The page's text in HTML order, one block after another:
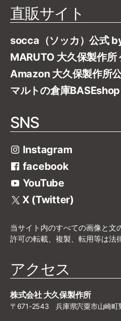
直販サイト
socca（ソッカ）公式
MARUTO 大久保製作所
Amazon 大久保製作所
マルトの倉庫BASEshop
SNS
Instagram
facebook
YouTube
X (Twitter)
当サイト内のすべての画像と文
許可の転載、複製、転用等は法
アクセス
株式会社 大久保製作所
〒671-2543 兵庫県宍粟市山崎町